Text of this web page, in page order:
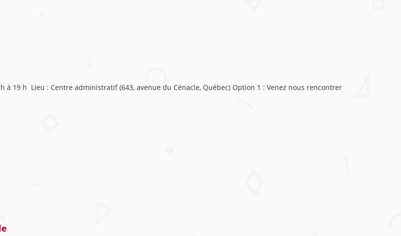
à 19 h Lieu : Centre administratif (643, avenue du Cénacle, Québec) Option 1 : Venez nous rencontrer